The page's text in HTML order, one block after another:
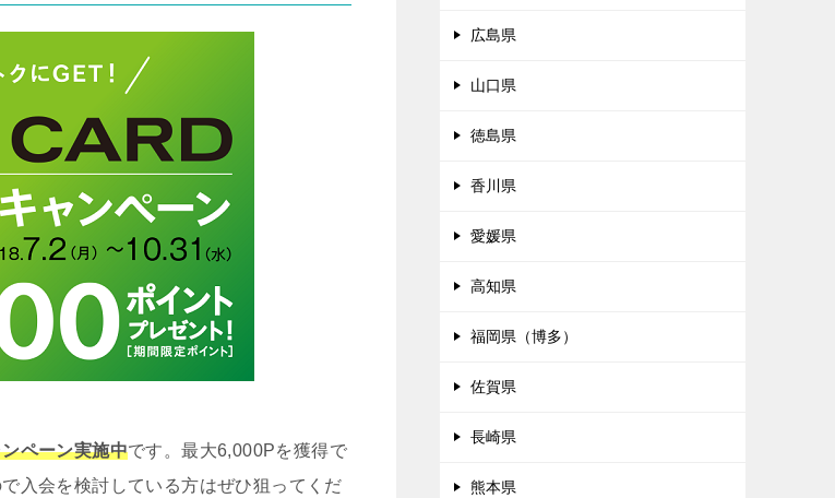
ペーン実施中です。最大6,000Pを獲得で
入会を検討している方はぜひ狙ってくだ
広島県
山口県
徳島県
香川県
愛媛県
高知県
福岡県（博多）
佐賀県
長崎県
熊本県